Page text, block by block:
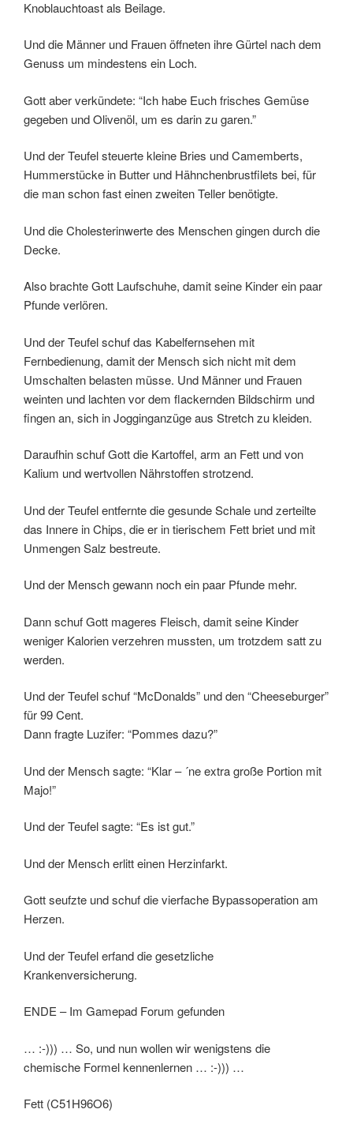
Knoblauchtoast als Beilage.
Und die Männer und Frauen öffneten ihre Gürtel nach dem
Genuss um mindestens ein Loch.
Gott aber verkündete: “Ich habe Euch frisches Gemüse
gegeben und Olivenöl, um es darin zu garen.”
Und der Teufel steuerte kleine Bries und Camemberts,
Hummerstücke in Butter und Hähnchenbrustfilets bei, für
die man schon fast einen zweiten Teller benötigte.
Und die Cholesterinwerte des Menschen gingen durch die
Decke.
Also brachte Gott Laufschuhe, damit seine Kinder ein paar
Pfunde verlören.
Und der Teufel schuf das Kabelfernsehen mit
Fernbedienung, damit der Mensch sich nicht mit dem
Umschalten belasten müsse. Und Männer und Frauen
weinten und lachten vor dem flackernden Bildschirm und
fingen an, sich in Jogginganzüge aus Stretch zu kleiden.
Daraufhin schuf Gott die Kartoffel, arm an Fett und von
Kalium und wertvollen Nährstoffen strotzend.
Und der Teufel entfernte die gesunde Schale und zerteilte
das Innere in Chips, die er in tierischem Fett briet und mit
Unmengen Salz bestreute.
Und der Mensch gewann noch ein paar Pfunde mehr.
Dann schuf Gott mageres Fleisch, damit seine Kinder
weniger Kalorien verzehren mussten, um trotzdem satt zu
werden.
Und der Teufel schuf “McDonalds” und den “Cheeseburger”
für 99 Cent.
Dann fragte Luzifer: “Pommes dazu?”
Und der Mensch sagte: “Klar – ´ne extra große Portion mit
Majo!”
Und der Teufel sagte: “Es ist gut.”
Und der Mensch erlitt einen Herzinfarkt.
Gott seufzte und schuf die vierfache Bypassoperation am
Herzen.
Und der Teufel erfand die gesetzliche
Krankenversicherung.
ENDE – Im Gamepad Forum gefunden
… :-))) … So, und nun wollen wir wenigstens die
chemische Formel kennenlernen … :-))) …
Fett (C51H96O6)